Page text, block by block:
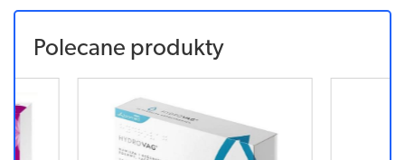
Polecane produkty